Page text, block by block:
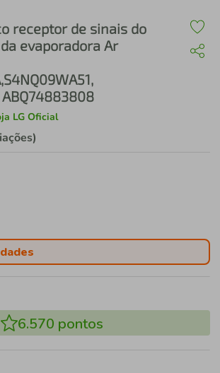
receptor de sinais do
evaporadora Ar
LG Oficial
6.570 pontos